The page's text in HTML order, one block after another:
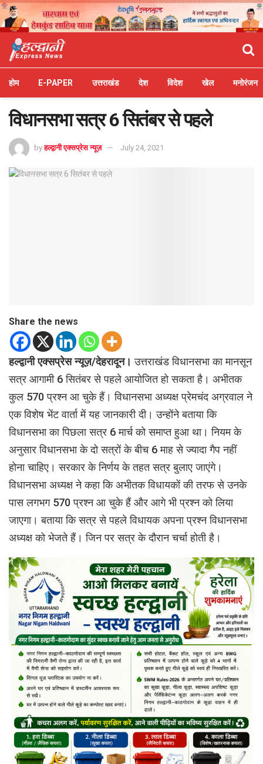
होम E-PAPER उत्तराखंड देश विदेश खेल मनोरंजन
विधानसभा सत्र 6 सितंबर से पहले
by हल्द्वानी एक्सप्रेस न्यूज़ July 24, 2021
Share the news
हल्द्वानी एक्सप्रेस न्यूज़/देहरादून।उत्तराखंड विधानसभा का मानसून
सत्र आगामी 6 सितंबर से पहले आयोजित हो सकता है। अभीतक
कुल 570 प्रश्न आ चुके हैं। विधानसभा अध्यक्ष प्रेमचंद अग्रवाल ने
एक विशेष भेंट वार्ता में यह जानकारी दी। उन्होंने बताया कि
विधानसभा का पिछला सत्र 6 मार्च को समाप्त हुआ था। नियम के
अनुसार विधानसभा के दो सत्रों के बीच 6 माह से ज्यादा गैप नहीं
होना चाहिए। सरकार के निर्णय के तहत सत्र बुलाए जाएंगे।
विधानसभा अध्यक्ष ने कहा कि अभीतक विधायकों की तरफ से उनके
पास लगभग 570 प्रश्न आ चुके हैं और आगे भी प्रश्न को लिया
जाएगा। बताया कि सत्र से पहले विधायक अपना प्रश्न विधानसभा
अध्यक्ष को भेजते हैं। जिन पर सत्र के दौरान चर्चा होती है।